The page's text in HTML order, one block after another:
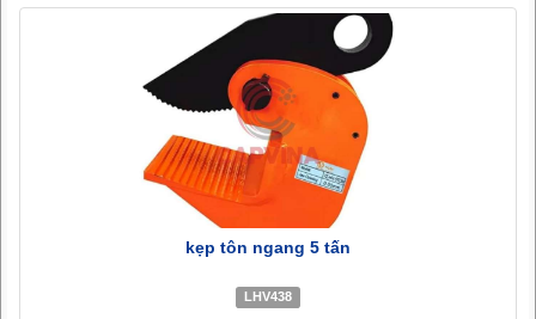
kẹp tôn ngang 5 tấn
LHV438